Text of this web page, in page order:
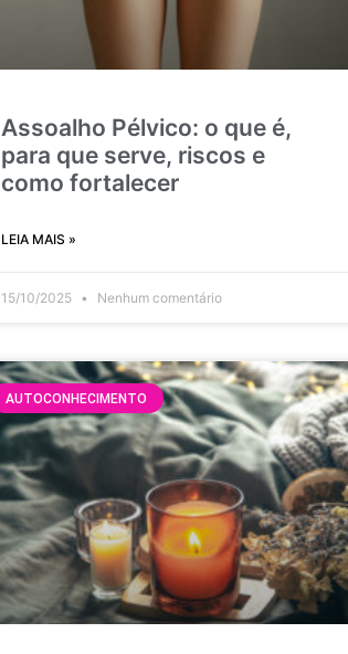
Assoalho Pélvico: o que é,
para que serve, riscos e
como fortalecer
LEIA MAIS »
15/10/2025 Nenhum comentário
AUTOCONHECIMENTO